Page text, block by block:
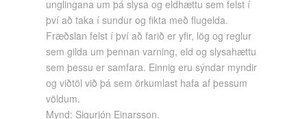
unglingana um þá slysa og eldhættu sem felst í
því að taka í sundur og fikta með flugelda.
Fræðslan felst í því að farið er yfir, lög og reglur
sem gilda um þennan varning, eld og slysahættu
sem þessu er samfara. Einnig eru sýndar myndir
og viðtöl við þá sem örkumlast hafa af þessum
völdum.
Mynd: Sigurjón Einarsson.